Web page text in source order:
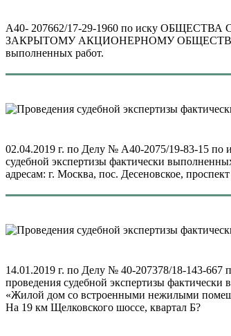
А40- 207662/17-29-1960 по иску
ЗАКРЫТОМУ АКЦИОНЕРНОМУ ОБЩЕСТВУ
выполненных работ.
02.04.2019 г. по Делу № А40-2075/19-83-15
судебной экспертизы фактически
адресам: г. Москва, пос. Десеновское,
14.01.2019 г. по Делу № 40-207378/18-143-
проведения судебной экспертизы фактически
«Жилой дом со встроенными нежилыми
На 19 км Щелковского шоссе, квартал Б?